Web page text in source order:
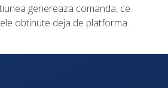
genereaza comanda, ce
obtinute deja de platforma.